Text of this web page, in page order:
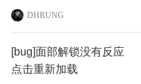
DHRUNG
[bug]面部解锁没有反应
点击重新加载